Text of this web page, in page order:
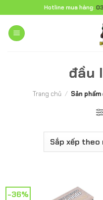
đến
nội
dung
Hotline mua hàng:
đầu
Trang chủ / Sản
-36%